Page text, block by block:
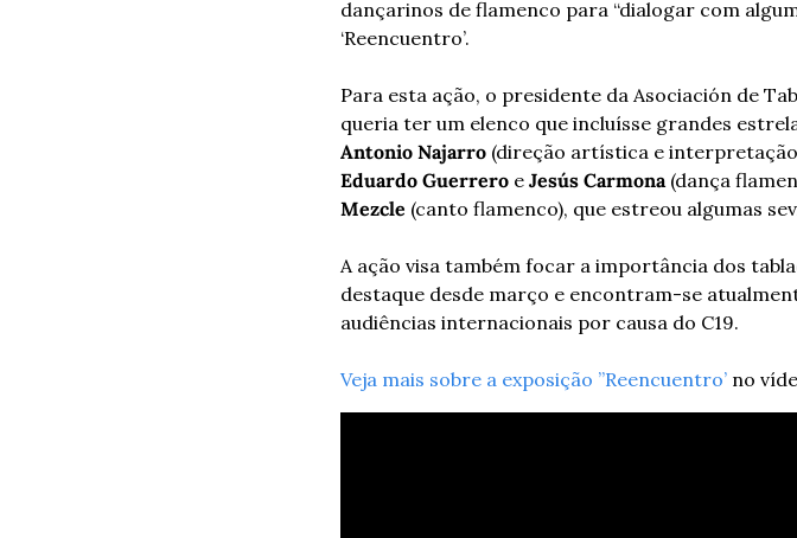
dançarinos de flamenco para “dialogar com
‘Reencuentro’.
Para esta ação, o presidente da Asociación de
Antonio Najarro (direção artística e
Eduardo Guerrero e Jesús Carmona (dança
Mezcle (canto flamenco), que estreou algumas
A ação visa também focar a importância dos
destaque desde março e encontram-se
audiências internacionais por causa do C19.
Veja mais sobre a exposição ”Reencuentro’ no